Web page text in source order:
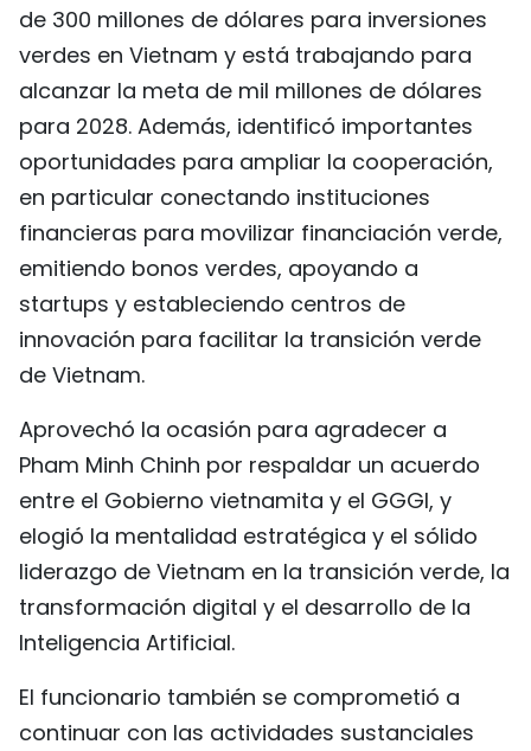
de 300 millones de dólares para inversiones
verdes en Vietnam y está trabajando para
alcanzar la meta de mil millones de dólares
para 2028. Además, identificó importantes
oportunidades para ampliar la cooperación,
en particular conectando instituciones
financieras para movilizar financiación verde,
emitiendo bonos verdes, apoyando a
startups y estableciendo centros de
innovación para facilitar la transición verde
de Vietnam.
Aprovechó la ocasión para agradecer a
Pham Minh Chinh por respaldar un acuerdo
entre el Gobierno vietnamita y el GGGI, y
elogió la mentalidad estratégica y el sólido
liderazgo de Vietnam en la transición verde, la
transformación digital y el desarrollo de la
Inteligencia Artificial.
El funcionario también se comprometió a
continuar con las actividades sustanciales